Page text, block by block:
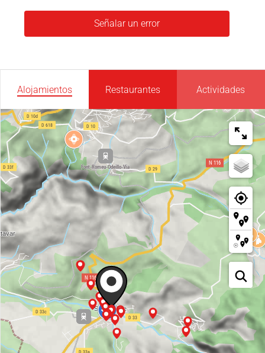
Señalar un error
Alojamientos Restaurantes Actividades